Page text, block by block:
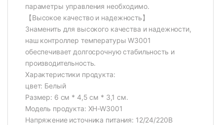
параметры управления необходимо.
【Высокое качество и надежность】
Знаменить для высокого качества и надежности,
наш контроллер температуры W3001
обеспечивает долгосрочную стабильность и
производительность.
Характеристики продукта:
цвет: Белый
Размер: 6 см * 4,5 см * 3,1 см.
Модель продукта: XH-W3001
Напряжение источника питания: 12/24/220В